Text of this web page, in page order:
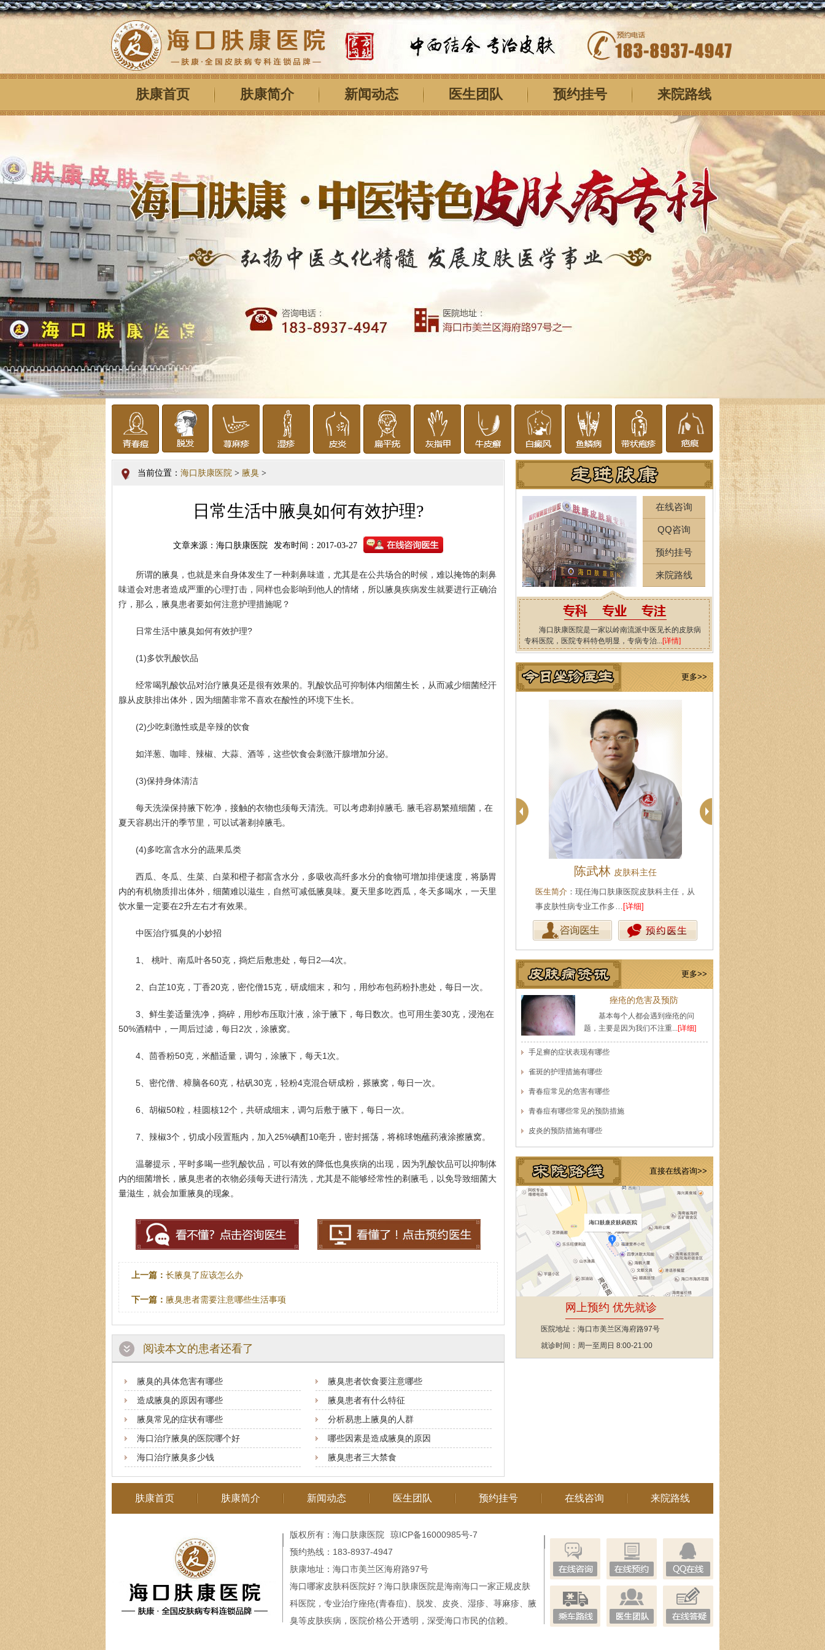
肤康首页 肤康简介 新闻动态 医生团队 预约挂号 来院路线
当前位置： 海口肤康医院 > 腋臭 >
日常生活中腋臭如何有效护理?
文章来源：海口肤康医院 发布时间：2017-03-27
所谓的腋臭，也就是来自身体发生了一种刺鼻味道，尤其是在公共场合的时候，难以掩饰的刺鼻
味道会对患者造成严重的心理打击，同样也会影响到他人的情绪，所以腋臭疾病发生就要进行正确治
疗，那么，腋臭患者要如何注意护理措施呢？
日常生活中腋臭如何有效护理?
(1)多饮乳酸饮品
经常喝乳酸饮品对治疗腋臭还是很有效果的。乳酸饮品可抑制体内细菌生长，从而减少细菌经汗
腺从皮肤排出体外，因为细菌非常不喜欢在酸性的环境下生长。
(2)少吃刺激性或是辛辣的饮食
如洋葱、咖啡、辣椒、大蒜、酒等，这些饮食会刺激汗腺增加分泌。
(3)保持身体清洁
每天洗澡保持腋下乾净，接触的衣物也须每天清洗。可以考虑剃掉腋毛. 腋毛容易繁殖细菌，在
夏天容易出汗的季节里，可以试著剃掉腋毛。
(4)多吃富含水分的蔬果瓜类
西瓜、冬瓜、生菜、白菜和橙子都富含水分，多吸收高纤多水分的食物可增加排便速度，将肠胃
内的有机物质排出体外，细菌难以滋生，自然可减低腋臭味。夏天里多吃西瓜，冬天多喝水，一天里
饮水量一定要在2升左右才有效果。
中医治疗狐臭的小妙招
1、 桃叶、南瓜叶各50克，捣烂后敷患处，每日2—4次。
2、白芷10克，丁香20克，密佗僧15克，研成细末，和匀，用纱布包药粉扑患处，每日一次。
3、鲜生姜适量洗净，捣碎，用纱布压取汁液，涂于腋下，每日数次。也可用生姜30克，浸泡在
50%酒精中，一周后过滤，每日2次，涂腋窝。
4、茴香粉50克，米醋适量，调匀，涂腋下，每天1次。
5、密佗僧、樟脑各60克，枯矾30克，轻粉4克混合研成粉，搽腋窝，每日一次。
6、胡椒50粒，桂圆核12个，共研成细末，调匀后敷于腋下，每日一次。
7、辣椒3个，切成小段置瓶内，加入25%碘酊10亳升，密封摇荡，将棉球饱蘸药液涂擦腋窝。
温馨提示，平时多喝一些乳酸饮品，可以有效的降低也臭疾病的出现，因为乳酸饮品可以抑制体
内的细菌增长，腋臭患者的衣物必须每天进行清洗，尤其是不能够经常性的剃腋毛，以免导致细菌大
量滋生，就会加重腋臭的现象。
上一篇： 长腋臭了应该怎么办
下一篇： 腋臭患者需要注意哪些生活事项
阅读本文的患者还看了
腋臭的具体危害有哪些
腋臭患者饮食要注意哪些
造成腋臭的原因有哪些
腋臭患者有什么特征
腋臭常见的症状有哪些
分析易患上腋臭的人群
海口治疗腋臭的医院哪个好
哪些因素是造成腋臭的原因
海口治疗腋臭多少钱
腋臭患者三大禁食
在线咨询
QQ咨询
预约挂号
来院路线
海口肤康医院是一家以岭南流派中医见长的皮肤病
专科医院，医院专科特色明显，专病专治...[详情]
更多>>
王珍 会诊专家
医生简介：原海南医学院附属医院皮肤科主任
陈武林 皮肤科主任
医生简介 ：现任海口肤康医院皮肤科主任，从
事皮肤性病专业工作多… [详细]
更多>>
痤疮的危害及预防
基本每个人都会遇到痤疮的问
题，主要是因为我们不注重...[详细]
手足癣的症状表现有哪些
雀斑的护理措施有哪些
青春痘常见的危害有哪些
青春痘有哪些常见的预防措施
皮炎的预防措施有哪些
直接在线咨询>>
网上预约 优先就诊
医院地址：海口市美兰区海府路97号
就诊时间：周一至周日 8:00-21:00
肤康首页 肤康简介 新闻动态 医生团队 预约挂号 在线咨询 来院路线
版权所有：海口肤康医院
琼ICP备16000985号-7
预约热线：183-8937-4947
肤康地址：海口市美兰区海府路97号
海口哪家皮肤科医院好 ？海口肤康医院是海南海口一家正规皮肤
科医院，专业治疗痤疮(青春痘)、脱发、皮炎、湿疹、荨麻疹、腋
臭等皮肤疾病，医院价格公开透明，深受海口市民的信赖。